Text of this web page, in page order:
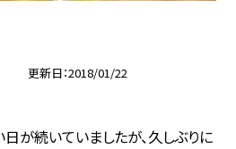
更新日 2018/01/22
が続いていましたが、久しぶりに